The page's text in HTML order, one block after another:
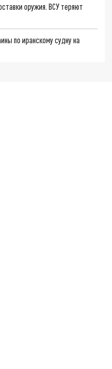
оружия. ВСУ теряют
по иранскому судну на